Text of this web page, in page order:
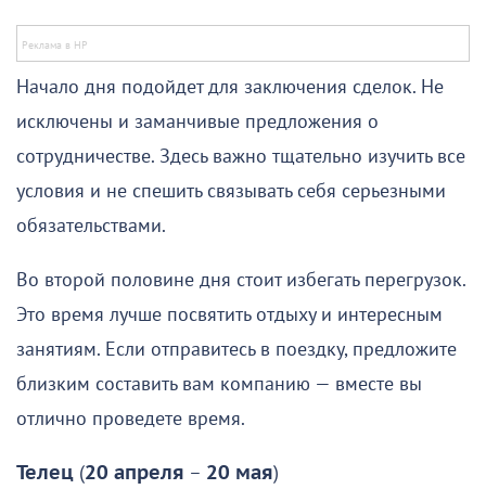
Начало дня подойдет для заключения сделок. Не
исключены и заманчивые предложения о
сотрудничестве. Здесь важно тщательно изучить все
условия и не спешить связывать себя серьезными
обязательствами.
Во второй половине дня стоит избегать перегрузок.
Это время лучше посвятить отдыху и интересным
занятиям. Если отправитесь в поездку, предложите
близким составить вам компанию — вместе вы
отлично проведете время.
Телец (20 апреля – 20 мая)